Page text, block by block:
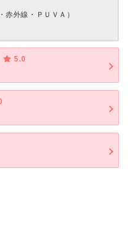
赤外線・ＰＵＶＡ）
5.0